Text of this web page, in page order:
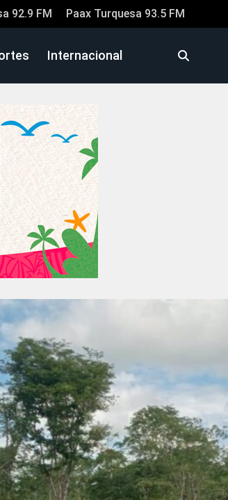
92.9 FM Paax Turquesa 93.5 FM
Internacional